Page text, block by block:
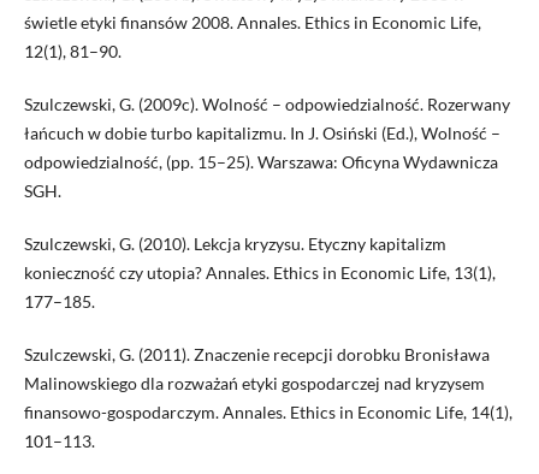
świetle etyki finansów 2008. Annales. Ethics in Economic Life,
12(1), 81–90.
Szulczewski, G. (2009c). Wolność – odpowiedzialność. Rozerwany
łańcuch w dobie turbo kapitalizmu. In J. Osiński (Ed.), Wolność –
odpowiedzialność, (pp. 15–25). Warszawa: Oficyna Wydawnicza
SGH.
Szulczewski, G. (2010). Lekcja kryzysu. Etyczny kapitalizm
konieczność czy utopia? Annales. Ethics in Economic Life, 13(1),
177–185.
Szulczewski, G. (2011). Znaczenie recepcji dorobku Bronisława
Malinowskiego dla rozważań etyki gospodarczej nad kryzysem
finansowo-gospodarczym. Annales. Ethics in Economic Life, 14(1),
101–113.